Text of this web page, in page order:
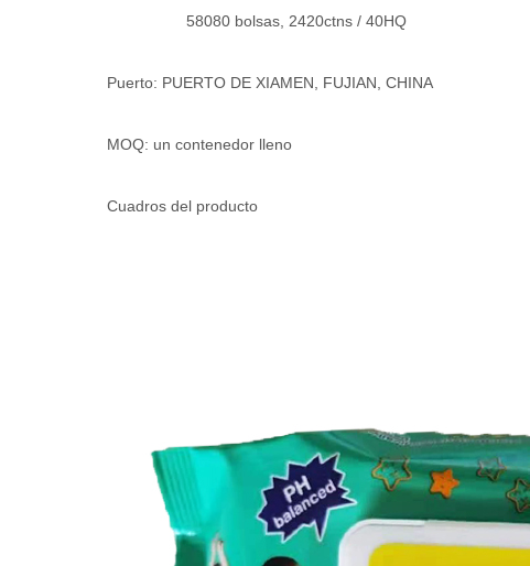
58080 bolsas, 2420ctns / 40HQ
Puerto: PUERTO DE XIAMEN, FUJIAN, CHINA
MOQ: un contenedor lleno
Cuadros del producto